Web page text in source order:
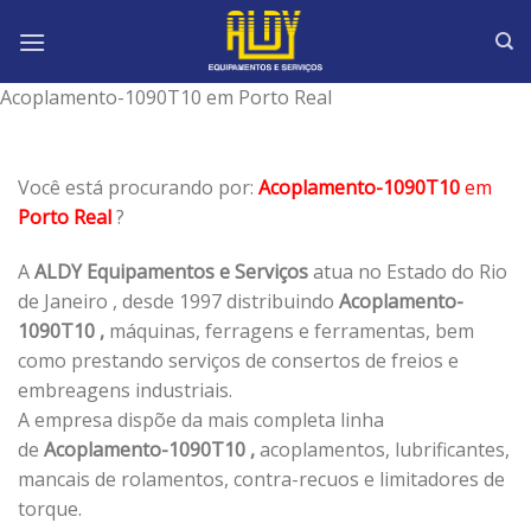
Acoplamento-1090T10 em Porto Real
Você está procurando por: Acoplamento-1090T10em
Porto Real?
AALDY Equipamentos e Serviçosatua no Estado do Rio
de Janeiro , desde 1997 distribuindo Acoplamento-
1090T10 , máquinas, ferragens e ferramentas, bem
como prestando serviços de consertos de freios e
embreagens industriais.
A empresa dispõe da mais completa linha
de Acoplamento-1090T10 ,acoplamentos, lubrificantes,
mancais de rolamentos, contra-recuos e limitadores de
torque.